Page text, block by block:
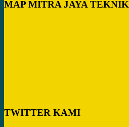
MAP MITRA JAYA TEKNIK
TWITTER KAMI